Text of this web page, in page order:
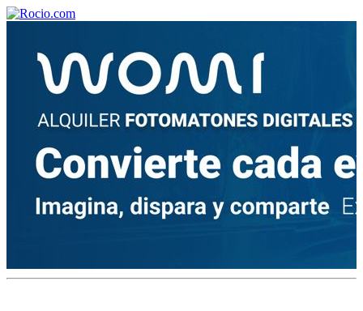
¡Bienvenido! Soy el asistente virtual de rocio.com.
¿En qué puedo ayudarte?